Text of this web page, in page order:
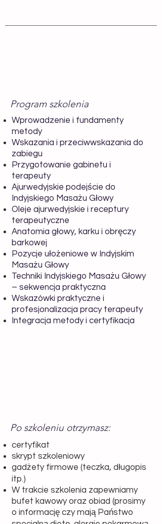
Program szkolenia
Wprowadzenie i fundamenty
metody
Wskazania i przeciwwskazania do
zabiegu
Przygotowanie gabinetu i
terapeuty
Ajurwedyjskie podejście do
Indyjskiego Masażu Głowy
Oleje ajurwedyjskie i receptury
terapeutyczne
Anatomia głowy, karku i obręczy
barkowej
Pozycje ułożeniowe w Indyjskim
Masażu Głowy
Techniki Indyjskiego Masażu Głowy
– sekwencja praktyczna
Wskazówki praktyczne i
profesjonalizacja pracy terapeuty
Integracja metody i certyfikacja
Po szkoleniu otrzymasz:
certyfikat
skrypt szkoleniowy
​gadżety firmowe (teczka, długopis
itp.)
W trakcie szkolenia zapewniamy
bufet kawowy oraz obiad (prosimy
o informację czy mają Państwo